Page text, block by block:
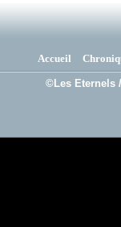
Accueil
©Les Eternels